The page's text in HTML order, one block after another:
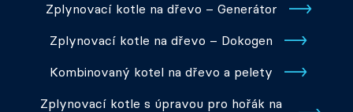
Zplynovací kotle na dřevo – Generátor
Zplynovací kotle na dřevo – Dokogen
Kombinovaný kotel na dřevo a pelety
Zplynovací kotle s úpravou pro hořák na